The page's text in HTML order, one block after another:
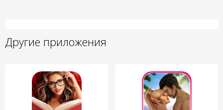
Другие приложения